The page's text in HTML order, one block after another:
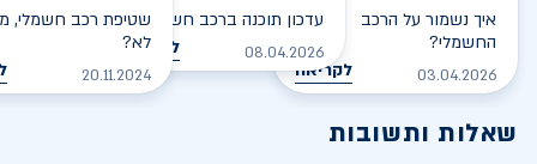
איך נשמור על הרכב
החשמלי?
03.04.2026 לקריאה
עדכון תוכנה ברכב חשמלי
08.04.2026 לקריאה
שטיפת רכב חשמלי,
לא?
20.11.2024
שאלות ותשובות